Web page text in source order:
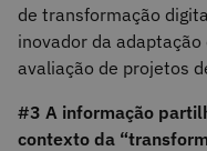
de transformação
inovador da
avaliação de projetos
#3 A informação
contexto da